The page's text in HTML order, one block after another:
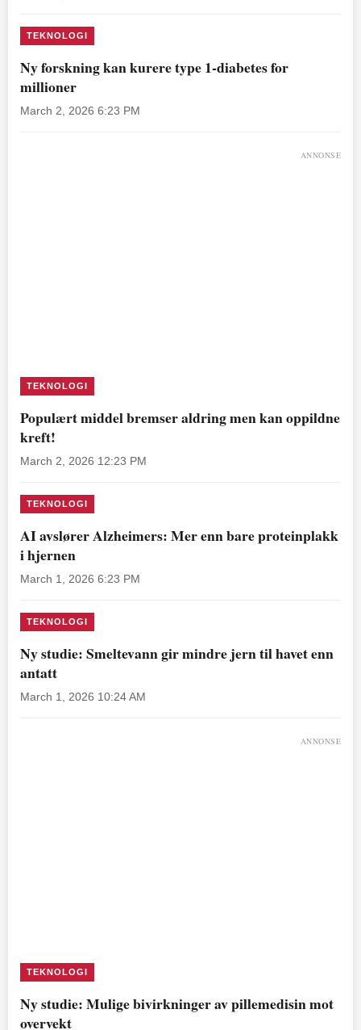
TEKNOLOGI
Ny forskning kan kurere type 1-diabetes for
millioner
March 2, 2026 6:23 PM
ANNONSE
TEKNOLOGI
Populært middel bremser aldring men kan oppildne
kreft!
March 2, 2026 12:23 PM
TEKNOLOGI
AI avslører Alzheimers: Mer enn bare proteinplakk
i hjernen
March 1, 2026 6:23 PM
TEKNOLOGI
Ny studie: Smeltevann gir mindre jern til havet enn
antatt
March 1, 2026 10:24 AM
ANNONSE
TEKNOLOGI
Ny studie: Mulige bivirkninger av pillemedisin mot
overvekt